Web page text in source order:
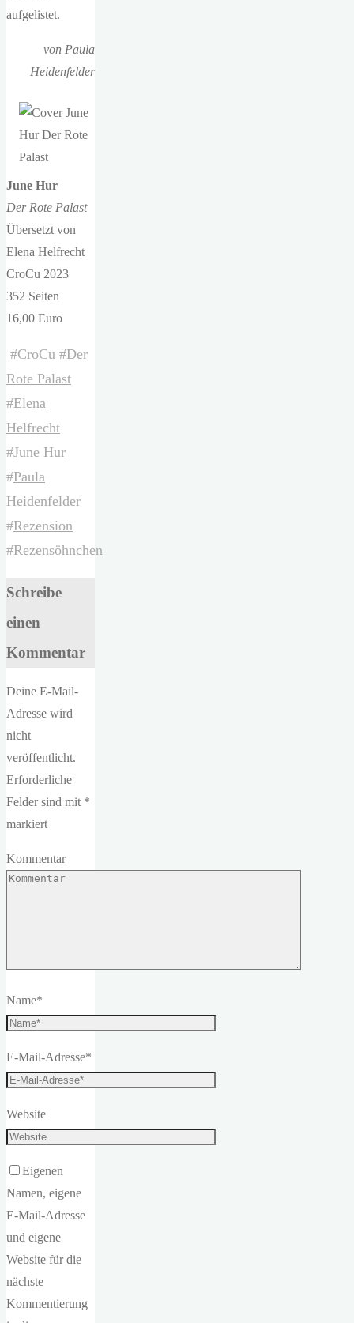
aufgelistet.
von Paula
Heidenfelder
June Hur
Der Rote Palast
Übersetzt von
Elena Helfrecht
CroCu 2023
352 Seiten
16,00 Euro
#CroCu #Der
Rote Palast
#Elena
Helfrecht
#June Hur
#Paula
Heidenfelder
#Rezension
#Rezensöhnchen
Schreibe
einen
Kommentar
Deine E-Mail-
Adresse wird
nicht
veröffentlicht.
Erforderliche
Felder sind mit *
markiert
Kommentar
Name*
E-Mail-Adresse*
Website
Eigenen
Namen, eigene
E-Mail-Adresse
und eigene
Website für die
nächste
Kommentierung